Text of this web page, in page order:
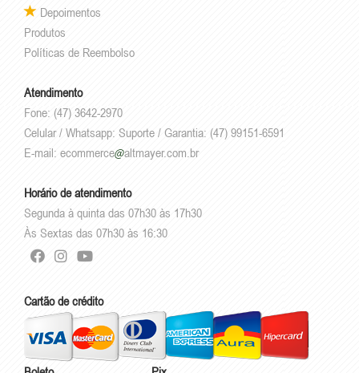
Depoimentos
Produtos
Políticas de Reembolso
Atendimento
Fone: (47) 3642-2970
Celular / Whatsapp: Suporte / Garantia: (47) 99151-6591
E-mail: ecommerce altmayer.com.br
Horário de atendimento
Segunda à quinta das 07h30 às 17h30
Às Sextas das 07h30 às 16:30
Cartão de crédito